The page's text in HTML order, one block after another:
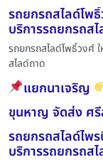
รถยกรถสไลด์โพ
บริการรถยกรถส
รถยกรถสไลด์โพธิ์วงศ์
สไลด์ถาด
แยกนาเจริญ
ขุนหาญ จัดส่ง ศรี
รถยกรถสไลด์ไพ
บริการรถยกรถส